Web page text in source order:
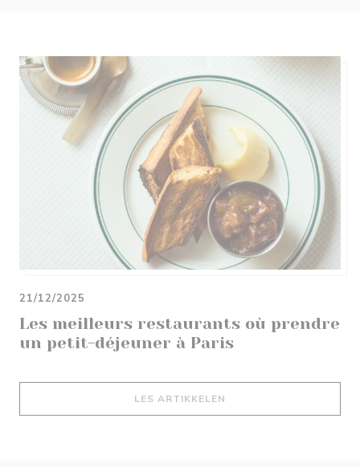
Les meilleurs restaurants où prendre
un petit-déjeuner à Paris
21/12/2025
LES ARTIKKELEN